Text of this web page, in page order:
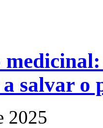
salvar o
2025